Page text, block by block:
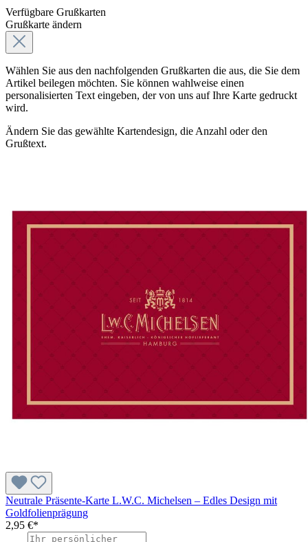
Verfügbare Grußkarten
Grußkarte ändern
Wählen Sie aus den nachfolgenden Grußkarten die aus, die Sie dem
Artikel beilegen möchten. Sie können wahlweise einen
personalisierten Text eingeben, der von uns auf Ihre Karte gedruckt
wird.
Ändern Sie das gewählte Kartendesign, die Anzahl oder den
Grußtext.
Neutrale Präsente-Karte L.W.C. Michelsen – Edles Design mit
Goldfolienprägung
2,95 €*